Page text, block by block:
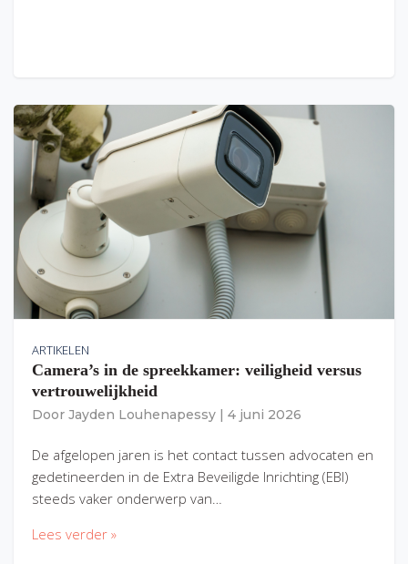
ARTIKELEN
Camera’s in de spreekkamer: veiligheid versus
vertrouwelijkheid
Door Jayden Louhenapessy 4 juni 2026
De afgelopen jaren is het contact tussen advocaten en
gedetineerden in de Extra Beveiligde Inrichting (EBI)
steeds vaker onderwerp van…
Lees verder »